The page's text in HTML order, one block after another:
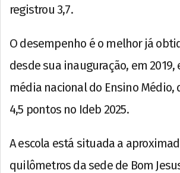
registrou 3,7.
O desempenho é o melhor já
desde sua inauguração, em 2019,
média nacional do Ensino Médio,
4,5 pontos no Ideb 2025.
A escola está situada a
quilômetros da sede de Bom